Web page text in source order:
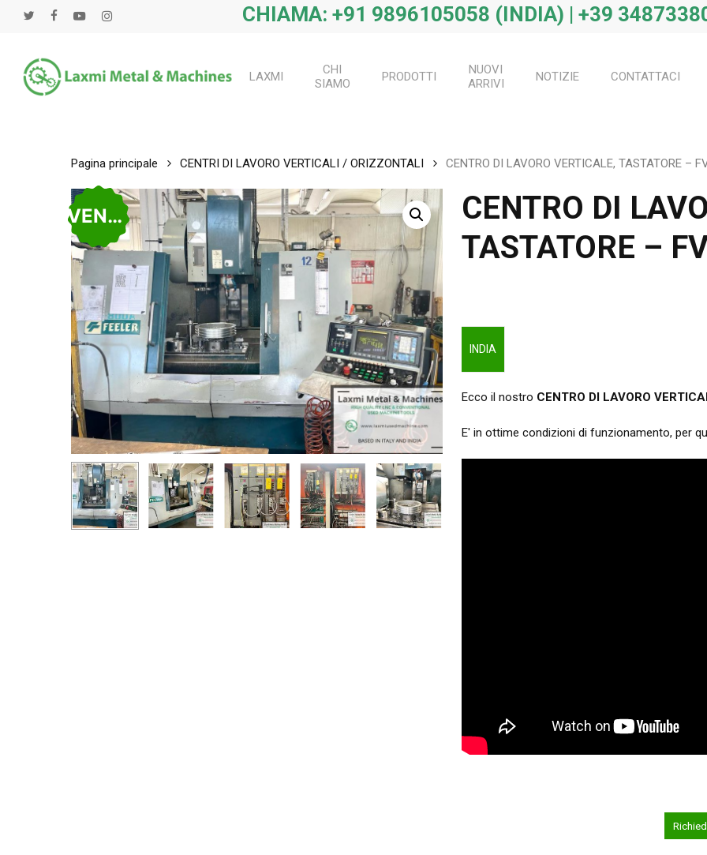
principale
twitter FacebookYoutubeinstagram CHIAMA: +91 9896105058 (INDIA) | +39
Premi invio per cercare o ESC per chiudere
LAXMI
CHI
SIAMO
PRODOTTI
NUOVI
ARRIVI
NOTIZIE CONTATTACI
Pagina principale CENTRI DI LAVORO VERTICALI / ORIZZONTALI CENTRO DI LAVORO VERTICALE, TASTATORE –
VENDUTO
CENTRO DI
TASTATORE –
INDIA
Ecco il nostro CENTRO DI LAVORO
E' in ottime condizioni di funzionamento, per